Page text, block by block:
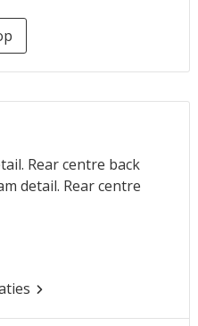
Rear centre back
detail. Rear centre